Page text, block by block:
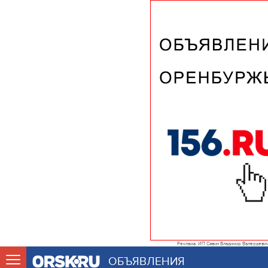
Реклама. ИП Савин Владимир Валерьевич
ОБЪЯВЛЕНИЯ